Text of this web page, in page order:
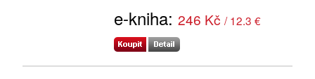
e-kniha: 246 Kč / 12.3 €